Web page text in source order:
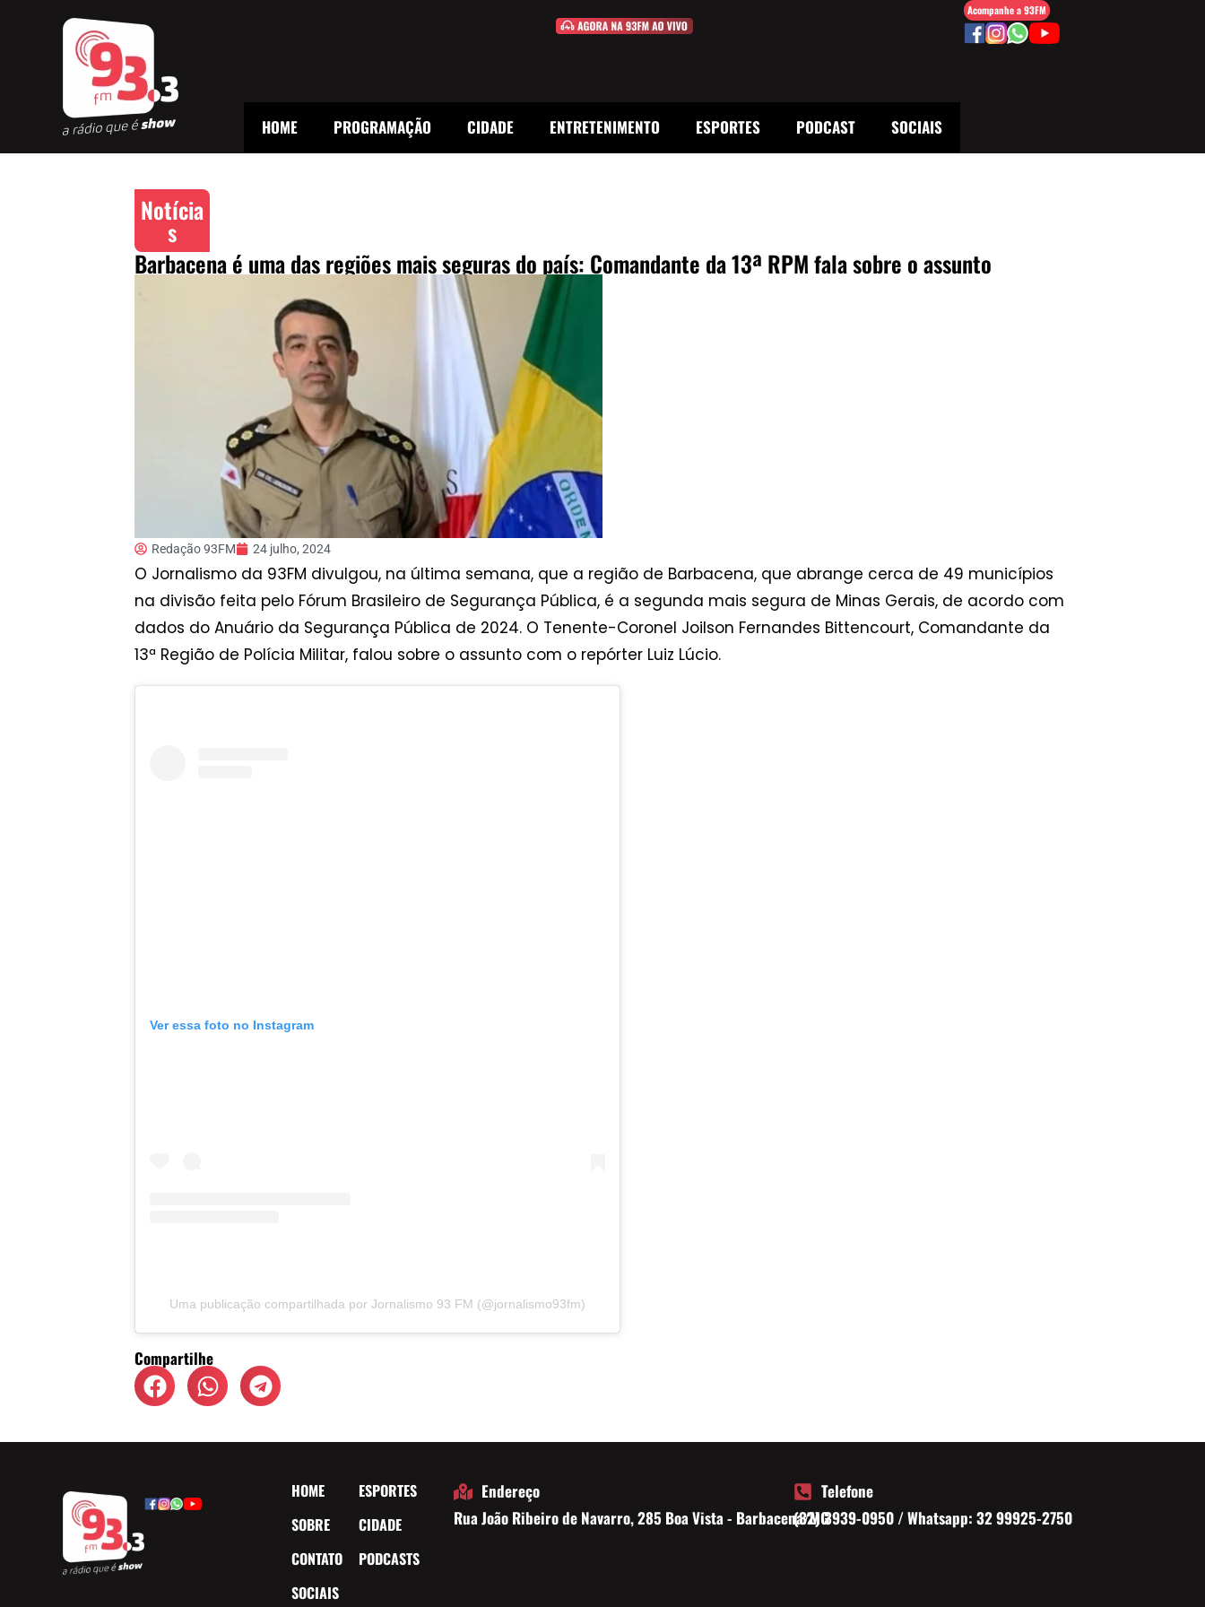
HOME PROGRAMAÇÃO CIDADE ENTRETENIMENTO ESPORTES PODCAST SOCIAIS
Acompanhe a 93FM
Notícia
s
Barbacena é uma das regiões mais seguras do país: Comandante da 13ª RPM fala sobre o assunto
Redação 93FM 24 julho, 2024
O Jornalismo da 93FM divulgou, na última semana, que a região de Barbacena, que abrange cerca de 49 municípios
na divisão feita pelo Fórum Brasileiro de Segurança Pública, é a segunda mais segura de Minas Gerais, de acordo com
dados do Anuário da Segurança Pública de 2024. O Tenente-Coronel Joilson Fernandes Bittencourt, Comandante da
13ª Região de Polícia Militar, falou sobre o assunto com o repórter Luiz Lúcio.
Ver essa foto no Instagram
Uma publicação compartilhada por Jornalismo 93 FM (@jornalismo93fm)
Compartilhe
HOME
SOBRE
CONTATO
SOCIAIS
ESPORTES
CIDADE
PODCASTS
Endereço
Rua João Ribeiro de Navarro, 285 Boa Vista - Barbacena/MG
Telefone
(32) 3939-0950 / Whatsapp: 32 99925-2750